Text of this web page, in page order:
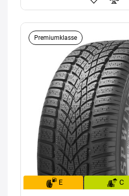
Premiumklasse
E C